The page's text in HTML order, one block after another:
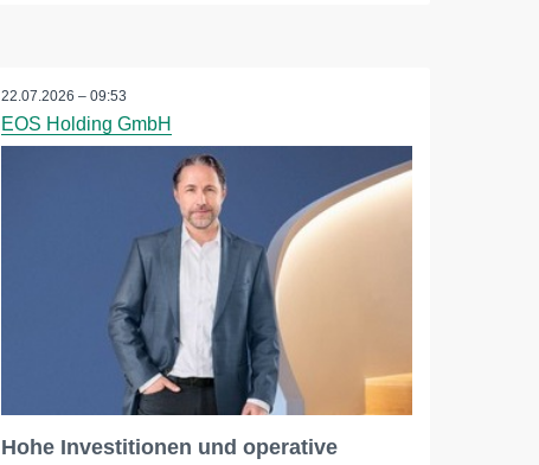
22.07.2026 – 09:53
EOS Holding GmbH
Hohe Investitionen und operative